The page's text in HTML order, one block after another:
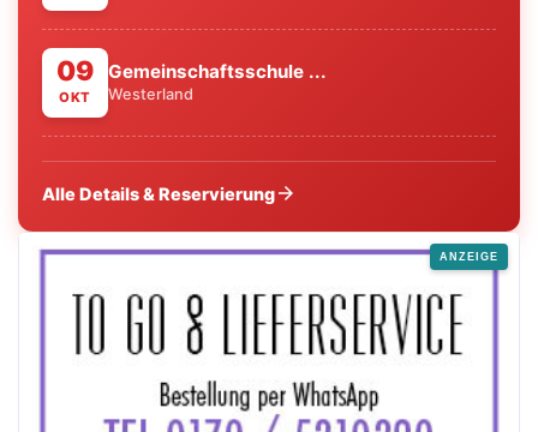
09
OKT
Gemeinschaftsschule ...
Westerland
Alle Details & Reservierungarrow_forward